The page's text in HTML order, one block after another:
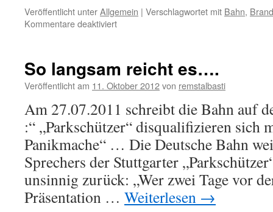
Veröffentlicht unterAllgemein | Verschlagwortet mit Bahn,
Kommentare deaktiviertfür
mehr
nach
So langsam reicht es….
Veröffentlicht am 11. Oktober 2012von remstalbasti
Am 27.07.2011 schreibt die Bahn auf
:“ „Parkschützer“ disqualifizieren sich
Panikmache“ … Die Deutsche Bahn
Sprechers der Stuttgarter
unsinnig zurück: „Wer zwei Tage vor
Präsentation … Weiterlesen →